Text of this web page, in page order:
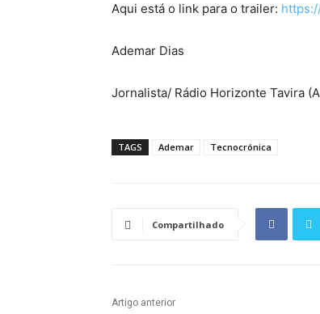
Aqui está o link para o trailer:
Ademar Dias
Jornalista/ Rádio Horizonte Tavira
TAGS Ademar Tecnocrónica
Compartilhado
Artigo anterior